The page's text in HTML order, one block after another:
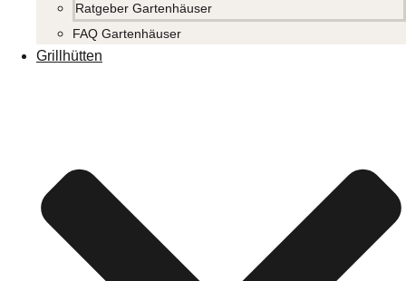
Ratgeber Gartenhäuser
FAQ Gartenhäuser
Grillhütten